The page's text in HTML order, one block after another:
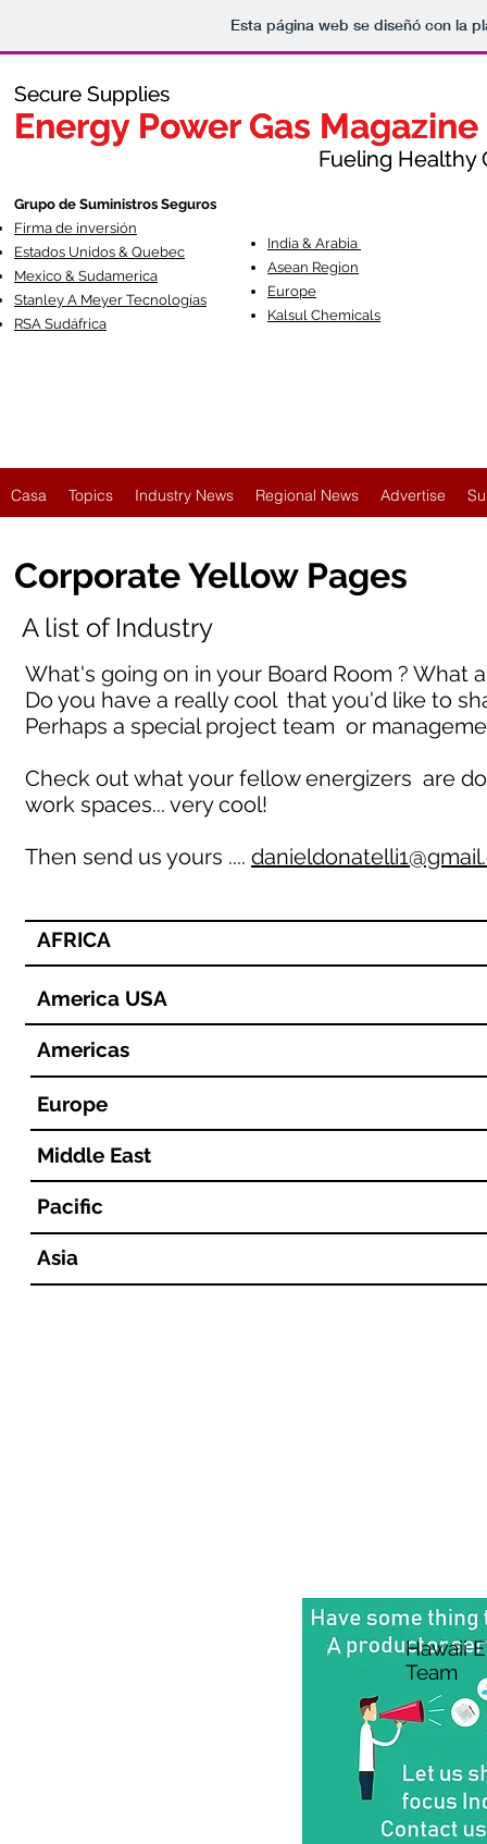
Esta página web se diseñó con la
Secure Supplies
Energy Power Gas Magazine
Fueling Healthy
Secure Supplies
Energy Power Gas Magazine
Fueling Healthy
Grupo de Suministros Seguros
Firma de inversión
Estados Unidos & Quebec
Mexico & Sudamerica
Stanley A Meyer Tecnologías
RSA Sudáfrica
India & Arabia
Asean Region
Europe
Kalsul Chemicals
Casa Topics Industry News Regional News Advertise
Corporate Yellow Pages
A list of Industry
What's going on in your Board Room ? What
Do you have a really cool that you'd like to
Perhaps a special project team or
Check out what your fellow energizers are
work spaces... very cool!
Then send us yours ....
AFRICA
America USA
Americas
Europe
Middle East
Pacific
Asia
Hawaii
Team